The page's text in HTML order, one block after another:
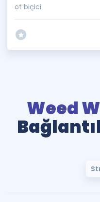
ot biçici
Weed